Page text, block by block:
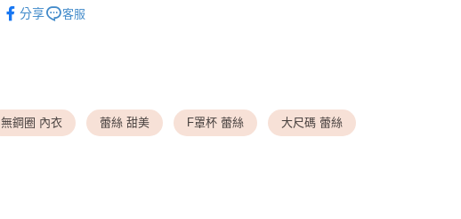
付款後全家取貨
<無合作配送請勿選取>付款後萊爾富取貨
系列
▎ SIZE ▸ 罩杯尺寸 ◆ F罩杯
分享 客服
無鋼圈 內衣 蕾絲 甜美 F罩杯 蕾絲 大尺碼 蕾絲